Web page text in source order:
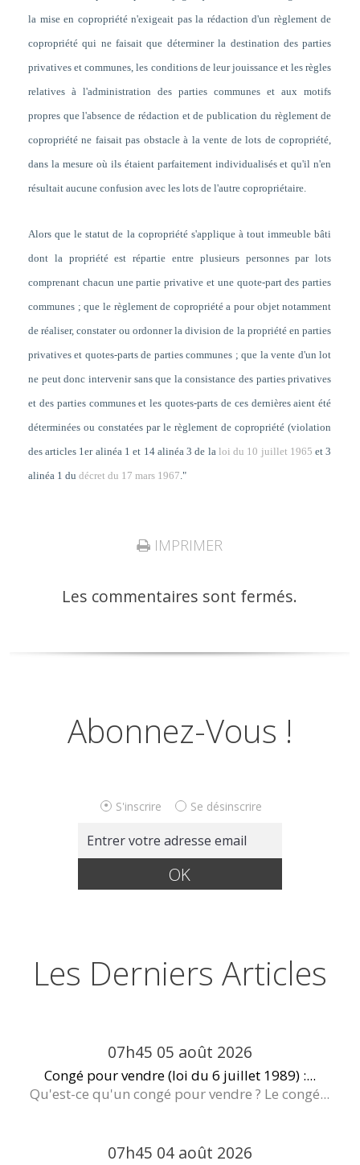
la mise en copropriété n'exigeait pas la rédaction d'un règlement de
copropriété qui ne faisait que déterminer la destination des parties
privatives et communes, les conditions de leur jouissance et les règles
relatives à l'administration des parties communes et aux motifs
propres que l'absence de rédaction et de publication du règlement de
copropriété ne faisait pas obstacle à la vente de lots de copropriété,
dans la mesure où ils étaient parfaitement individualisés et qu'il n'en
résultait aucune confusion avec les lots de l'autre copropriétaire.
Alors que le statut de la copropriété s'applique à tout immeuble bâti
dont la propriété est répartie entre plusieurs personnes par lots
comprenant chacun une partie privative et une quote-part des parties
communes ; que le règlement de copropriété a pour objet notamment
de réaliser, constater ou ordonner la division de la propriété en parties
privatives et quotes-parts de parties communes ; que la vente d'un lot
ne peut donc intervenir sans que la consistance des parties privatives
et des parties communes et les quotes-parts de ces dernières aient été
déterminées ou constatées par le règlement de copropriété (violation
des articles 1er alinéa 1 et 14 alinéa 3 de la loi du 10 juillet 1965et 3
alinéa 1 du décret du 17 mars 1967."
IMPRIMER
Les commentaires sont fermés.
Abonnez-Vous !
S'inscrire Se désinscrire
Les Derniers Articles
07h45 05 août 2026
Congé pour vendre (loi du 6 juillet 1989) :...
Qu'est-ce qu'un congé pour vendre ? Le congé...
07h45 04 août 2026